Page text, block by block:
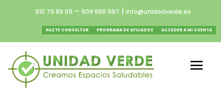
910 79 89 09 – 609 686 997 info@unidadverde.es
HAZTE CONSULTOR PROGRAMA DE AFILIADOS ACCEDER A MI CUENTA